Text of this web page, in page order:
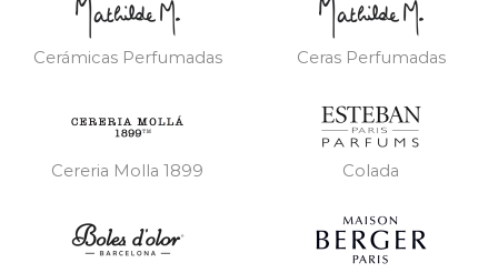
Cerámicas Perfumadas Ceras Perfumadas
Cereria Molla 1899 Colada